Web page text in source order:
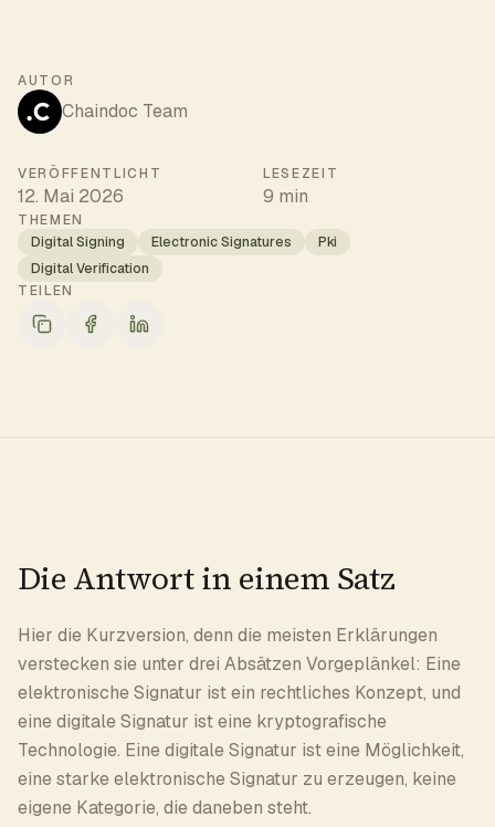
AUTOR
Chaindoc Team
VERÖFFENTLICHT
12. Mai 2026
LESEZEIT
9 min
THEMEN
Digital Signing
Electronic Signatures
Pki
Digital Verification
TEILEN
Die Antwort in einem Satz
Hier die Kurzversion, denn die meisten Erklärungen
verstecken sie unter drei Absätzen Vorgeplänkel: Eine
elektronische Signatur ist ein rechtliches Konzept, und
eine digitale Signatur ist eine kryptografische
Technologie. Eine digitale Signatur ist eine Möglichkeit,
eine starke elektronische Signatur zu erzeugen, keine
eigene Kategorie, die daneben steht.